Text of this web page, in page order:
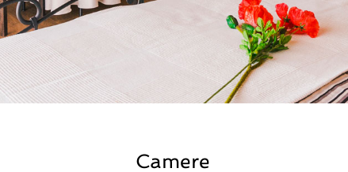
Camere